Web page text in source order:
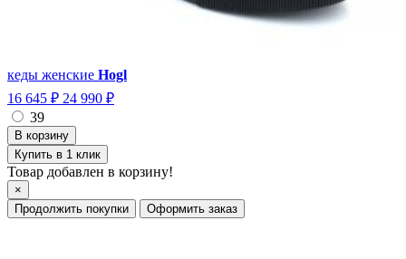
кеды женские Hogl
16 645 ₽ 24 990 ₽
39
Купить в 1 клик
Товар добавлен в корзину!
×
Продолжить покупки
Оформить заказ